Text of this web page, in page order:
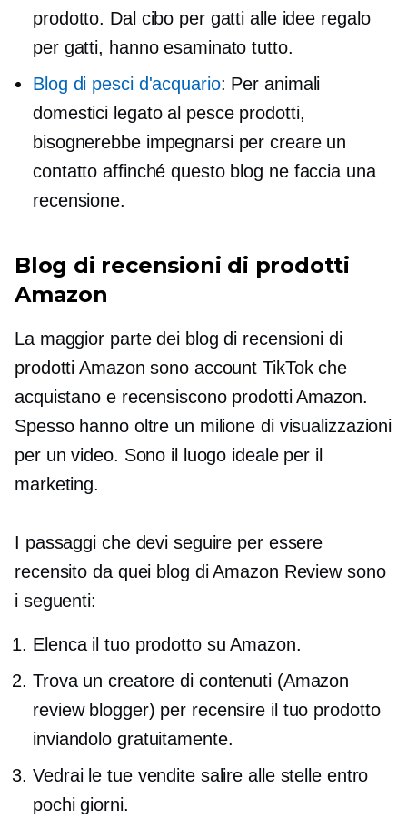
prodotto. Dal cibo per gatti alle idee regalo
per gatti, hanno esaminato tutto.
Blog di pesci d'acquario: Per animali
domestici legato al pesceprodotti,
bisognerebbe impegnarsi per creare un
contatto affinché questo blog ne faccia una
recensione.
Blog di recensioni di prodotti
Amazon
La maggior parte dei blog di recensioni di
prodotti Amazon sono account TikTok che
acquistano e recensiscono prodotti Amazon.
Spesso hanno oltre un milione di visualizzazioni
per un video. Sono il luogo ideale per il
marketing.
I passaggi che devi seguire per essere
recensito da quei blog di Amazon Review sono
i seguenti:
Elenca il tuo prodotto su Amazon.
Trova un creatore di contenuti (Amazon
review blogger) per recensire il tuo prodotto
inviandolo gratuitamente.
Vedrai le tue vendite salire alle stelle entro
pochi giorni.